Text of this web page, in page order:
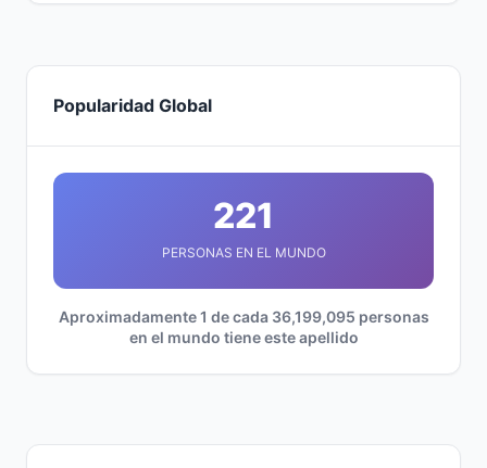
Popularidad Global
221
PERSONAS EN EL MUNDO
Aproximadamente 1 de cada 36,199,095 personas
en el mundo tiene este apellido